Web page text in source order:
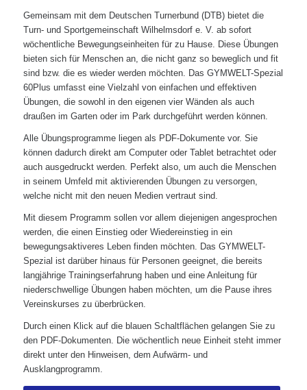
Gemeinsam mit dem Deutschen Turnerbund (DTB) bietet die
Turn- und Sportgemeinschaft Wilhelmsdorf e. V. ab sofort
wöchentliche Bewegungseinheiten für zu Hause. Diese Übungen
bieten sich für Menschen an, die nicht ganz so beweglich und fit
sind bzw. die es wieder werden möchten. Das GYMWELT-Spezial
60Plus umfasst eine Vielzahl von einfachen und effektiven
Übungen, die sowohl in den eigenen vier Wänden als auch
draußen im Garten oder im Park durchgeführt werden können.
Alle Übungsprogramme liegen als PDF-Dokumente vor. Sie
können dadurch direkt am Computer oder Tablet betrachtet oder
auch ausgedruckt werden. Perfekt also, um auch die Menschen
in seinem Umfeld mit aktivierenden Übungen zu versorgen,
welche nicht mit den neuen Medien vertraut sind.
Mit diesem Programm sollen vor allem diejenigen angesprochen
werden, die einen Einstieg oder Wiedereinstieg in ein
bewegungsaktiveres Leben finden möchten. Das GYMWELT-
Spezial ist darüber hinaus für Personen geeignet, die bereits
langjährige Trainingserfahrung haben und eine Anleitung für
niederschwellige Übungen haben möchten, um die Pause ihres
Vereinskurses zu überbrücken.
Durch einen Klick auf die blauen Schaltflächen gelangen Sie zu
den PDF-Dokumenten. Die wöchentlich neue Einheit steht immer
direkt unter den Hinweisen, dem Aufwärm- und
Ausklangprogramm.